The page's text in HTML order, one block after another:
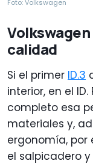
Foto: Volkswagen
calidad
Si el primer ID.3
interior, en el
completo esa
materiales y,
ergonomía, por
el salpicadero